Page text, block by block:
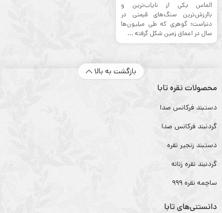
الماس یکی از نایاب‌ترین و
باارزش‌ترین سنگ‌های قیمتی در
دنیاست؛ گوهری که طی میلیون‌ها
سال در اعماق زمین شکل گرفته ...
بازگشت به بالا
محصولات نقره تابا
دستبند فرکانس صدا
گردنبند فرکانس صدا
دستبند زنجیر نقره
گردنبند نقره زنانه
ساچمه نقره ۹۹۹
دانستنی‌های تابا